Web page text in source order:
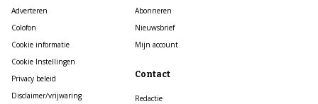
Adverteren
Colofon
Cookie informatie
Cookie Instellingen
Privacy beleid
Disclaimer/vrijwaring
Abonneren
Nieuwsbrief
Mijn account
Contact
Redactie